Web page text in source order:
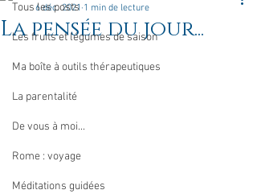
Tous les posts
Les fruits et légumes de saison
Ma boîte à outils thérapeutiques
La parentalité
De vous à moi...
Rome : voyage
Méditations guidées
La pensée du jour...
6 déc. 2021 1 min de lecture